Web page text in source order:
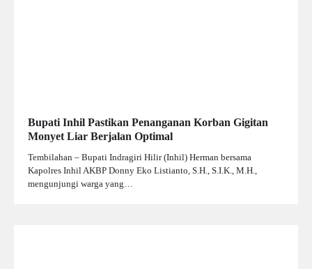
Bupati Inhil Pastikan Penanganan Korban Gigitan
Monyet Liar Berjalan Optimal
Tembilahan – Bupati Indragiri Hilir (Inhil) Herman bersama
Kapolres Inhil AKBP Donny Eko Listianto, S.H., S.I.K., M.H.,
mengunjungi warga yang…